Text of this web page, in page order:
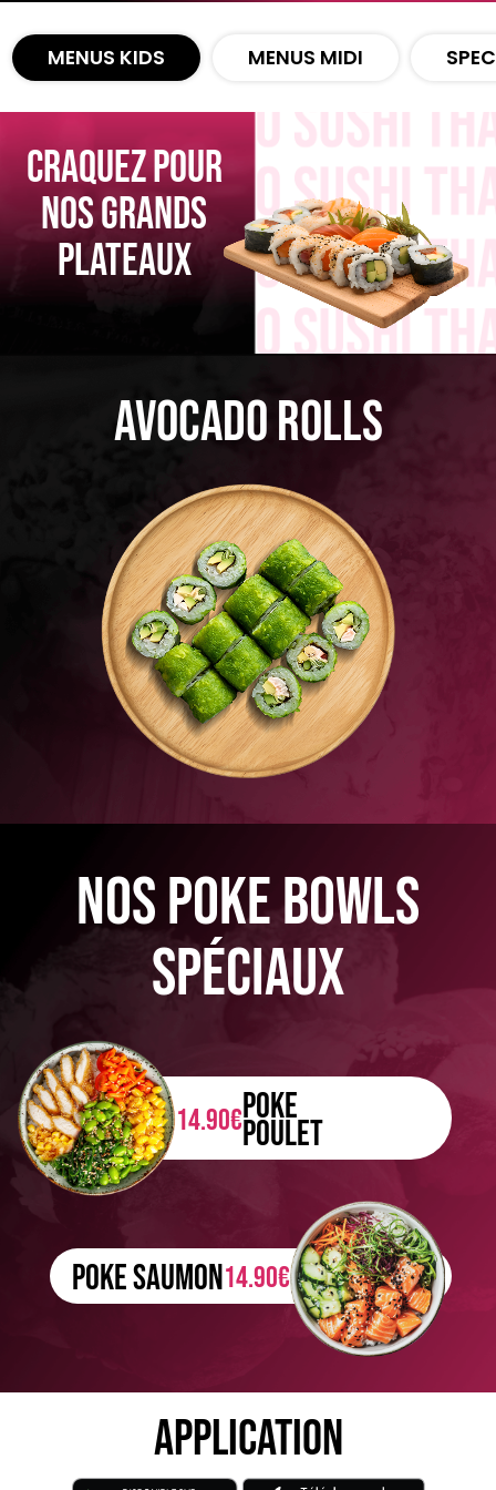
Zones de Livraison
MENUS KIDS MENUS MIDI
CRAQUEZ POUR
NOS GRANDS
PLATEAUX
Avocado Rolls
nos poke bowls
spéciaux
14.90€POKE
POULET
POKE SAUMON14.90€
APPLICATION